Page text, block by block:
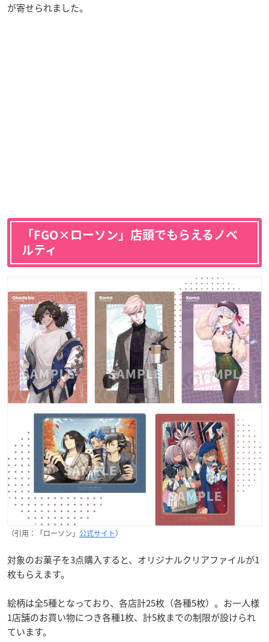
が寄せられました。
「FGO×ローソン」店頭でもらえるノベ
ルティ
（引用：「ローソン」 公式サイト）
対象のお菓子を3点購入すると、オリジナルクリアファイルが1
枚もらえます。
絵柄は全5種となっており、各店計25枚（各種5枚）。お一人様
1店舗のお買い物につき各種1枚、計5枚までの制限が設けられ
ています。